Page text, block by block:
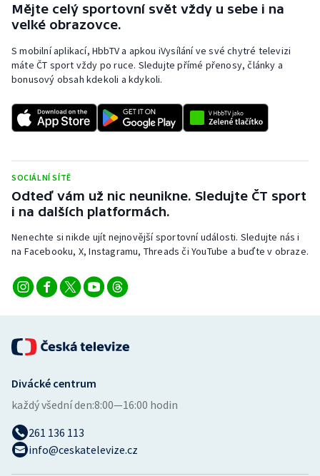
Mějte celý sportovní svět vždy u sebe i na
velké obrazovce.
S mobilní aplikací, HbbTV a apkou iVysílání ve své chytré televizi
máte ČT sport vždy po ruce. Sledujte přímé přenosy, články a
bonusový obsah kdekoli a kdykoli.
SOCIÁLNÍ SÍTĚ
Odteď vám už nic neunikne. Sledujte ČT sport
i na dalších platformách.
Nenechte si nikde ujít nejnovější sportovní události. Sledujte nás i
na Facebooku, X, Instagramu, Threads či YouTube a buďte v obraze.
Divácké centrum
každý všední den:8:00—16:00 hodin
261 136 113
info@ceskatelevize.cz